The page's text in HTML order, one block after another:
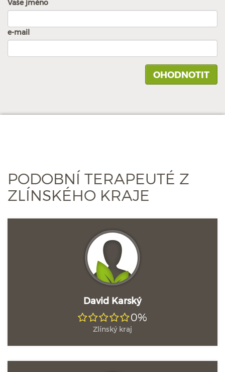
Vaše jméno
e-mail
PODOBNÍ TERAPEUTÉ Z
ZLÍNSKÉHO KRAJE
David Karský
0%
Zlínský kraj